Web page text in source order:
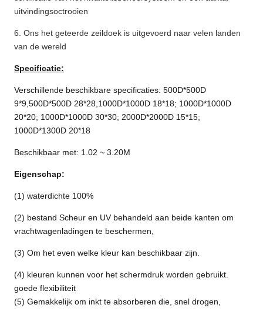
uitvindingsoctrooien
6. Ons het geteerde zeildoek is uitgevoerd naar velen landen
van de wereld
Specificatie:
Verschillende beschikbare specificaties: 500D*500D
9*9,500D*500D 28*28,1000D*1000D 18*18; 1000D*1000D
20*20; 1000D*1000D 30*30; 2000D*2000D 15*15;
1000D*1300D 20*18
Beschikbaar met: 1.02 ~ 3.20M
Eigenschap:
(1) waterdichte 100%
(2) bestand Scheur en UV behandeld aan beide kanten om
vrachtwagenladingen te beschermen,
(3) Om het even welke kleur kan beschikbaar zijn.
(4) kleuren kunnen voor het schermdruk worden gebruikt.
goede flexibiliteit
(5) Gemakkelijk om inkt te absorberen die, snel drogen,